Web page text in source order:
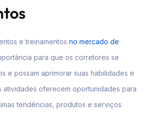
e treinamentos no mercado de
para que os corretores se
e possam aprimorar suas habilidades e
atividades oferecem oportunidades para
tendências, produtos e serviços